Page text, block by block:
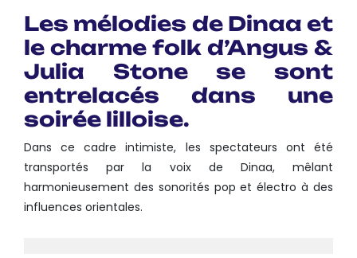
Les mélodies de Dinaa et
le charme folk d’Angus &
Julia Stone se sont
entrelacés dans une
soirée lilloise.
Dans ce cadre intimiste, les spectateurs ont été
transportés par la voix de Dinaa, mêlant
harmonieusement des sonorités pop et électro à des
influences orientales.